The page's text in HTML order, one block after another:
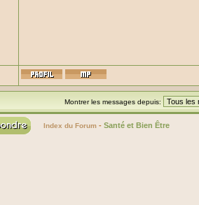
Montrer les messages depuis:
Index du Forum - Santé et Bien Être